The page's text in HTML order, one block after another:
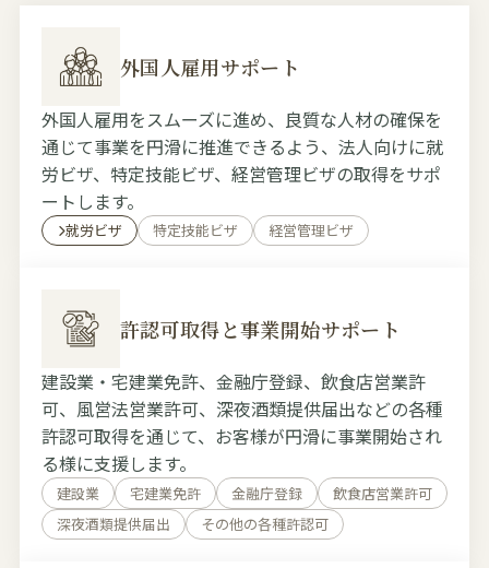
外国人雇用サポート
外国人雇用をスムーズに進め、良質な人材の確保を
通じて事業を円滑に推進できるよう、法人向けに就
労ビザ、特定技能ビザ、経営管理ビザの取得をサポ
ートします。
就労ビザ 特定技能ビザ 経営管理ビザ
許認可取得と事業開始サポート
建設業・宅建業免許、金融庁登録、飲食店営業許
可、風営法営業許可、深夜酒類提供届出などの各種
許認可取得を通じて、お客様が円滑に事業開始され
る様に支援します。
建設業 宅建業免許 金融庁登録
飲食店営業許可
深夜酒類提供届出
その他の各種許認可